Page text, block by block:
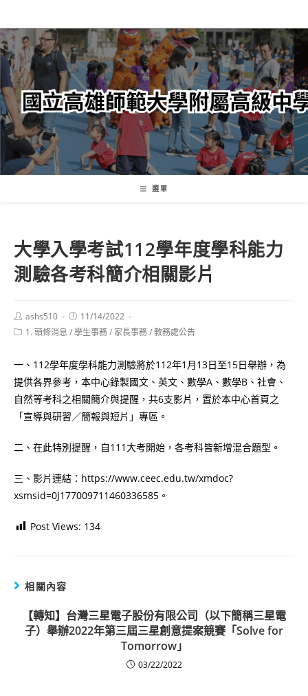
轉
至
主
內
容
選單
大學入學考試112學年度學科能力
測驗各考科簡介相關影片
Post
author:
ashs510
Post
published:
11/14/2022
Post1. 頭條消息 /學生事務/ 家長事務/教務處公告
一、112學年度學科能力測驗將於112年1月13日至15日舉辦，為
提供各界參考，本中心錄製國文、英文、數學A、數學B、社會、
自然等考科之相關簡介與提醒，共6支影片，置於本中心首頁之
「宣導與研習／簡報與短片」專區。
二、在此特別提醒，自111大考開始，各考科皆新增混合題型。
三、影片連結：https://www.ceec.edu.tw/xmdoc?
xsmsid=0J177009711460336585。
Post Views: 134
相關內容
【轉知】台灣三星電子股份有限公司（以下簡稱三星電
子）舉辦2022年第三屆三星創意提案競賽「Solve for
Tomorrow」
03/22/2022